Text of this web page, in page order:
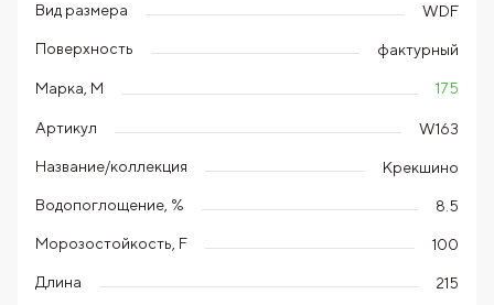
Вид размера WDF
Поверхность фактурный
Марка, М 175
Артикул W163
Название/коллекция Крекшино
Водопоглощение, % 8.5
Морозостойкость, F 100
Длина 215